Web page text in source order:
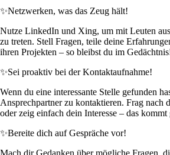
✨Netzwerken, was das Zeug hält!
Nutze LinkedIn und Xing, um mit Leuten
zu treten. Stell Fragen, teile deine
ihren Projekten – so bleibst du im
✨Sei proaktiv bei der Kontaktaufnahme!
Wenn du eine interessante Stelle gefunden
Ansprechpartner zu kontaktieren. Frag nach
oder zeig einfach dein Interesse – das kommt
✨Bereite dich auf Gespräche vor!